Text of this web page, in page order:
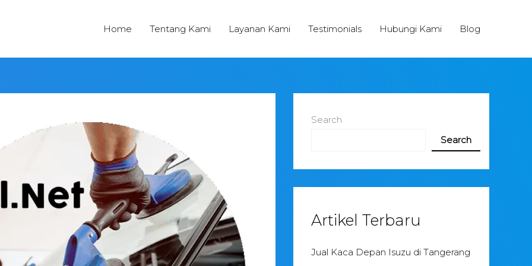
Home Tentang Kami Layanan Kami Testimonials Hubungi Kami Blog
Search
Search
Artikel Terbaru
Jual Kaca Depan Isuzu di Tangerang